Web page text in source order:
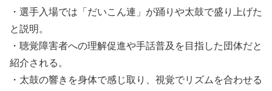
・選手入場では「だいこん連」が踊りや太鼓で盛り上げた
と説明。
・聴覚障害者への理解促進や手話普及を目指した団体だと
紹介される。
・太鼓の響きを身体で感じ取り、視覚でリズムを合わせる